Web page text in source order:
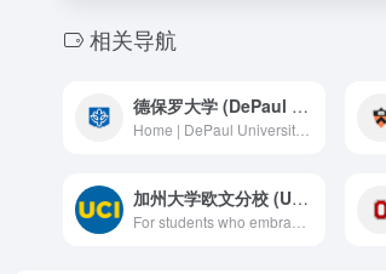
相关导航
德保罗大学 (DePaul University)
加州大学欧文分校 (UC Irvine)